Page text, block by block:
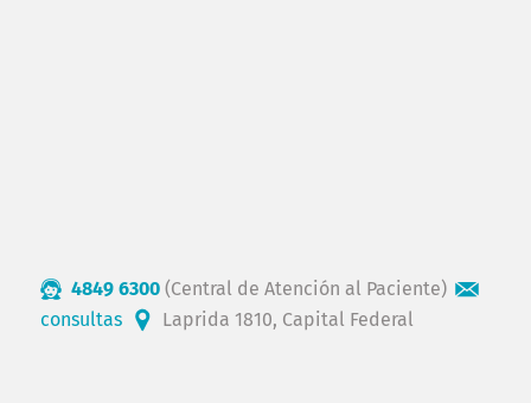
4849 6300 (Central de Atención al Paciente)
consultas
Laprida 1810, Capital Federal